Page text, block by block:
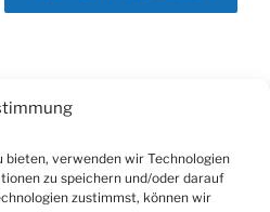
bieten, verwenden wir Technologien
zu speichern und/oder darauf
zustimmst, können wir
08: Übungsleiter für